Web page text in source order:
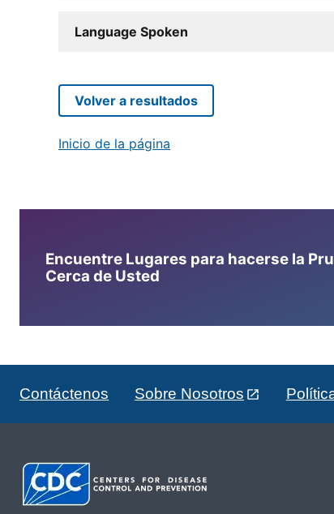
Language Spoken
Volver a resultados
Inicio de la página
Encuentre Lugares para hacerse la
Cerca de Usted
Contáctenos Sobre Nosotros